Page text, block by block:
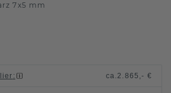
7x5 mm
: ca.2.865,- €